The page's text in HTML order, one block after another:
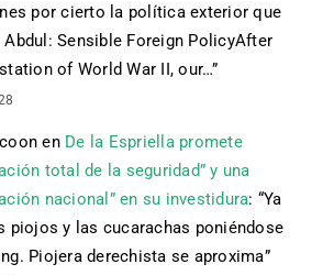
por cierto la política exterior que
Abdul: Sensible Foreign PolicyAfter
of World War II, our…”
en De la Espriella promete
total de la seguridad” y una
nacional” en su investidura: “Ya
piojos y las cucarachas poniéndose
Piojera derechista se aproxima”